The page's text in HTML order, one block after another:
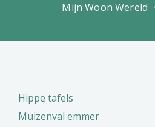
Mijn Woon Wereld
Hippe tafels
Muizenval emmer